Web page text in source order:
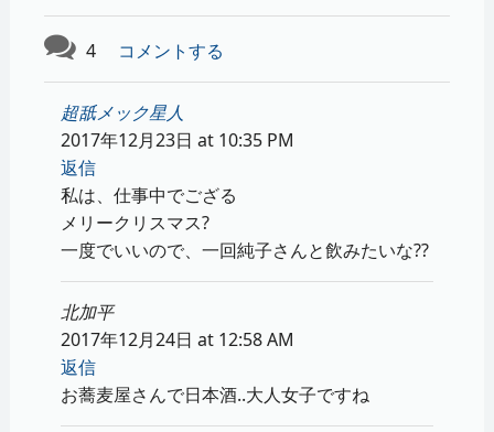
4 コメントする
超舐メック星人
2017年12月23日 at 10:35 PM
返信
私は、仕事中でござる
メリークリスマス?
一度でいいので、一回純子さんと飲みたいな??
北加平
2017年12月24日 at 12:58 AM
返信
お蕎麦屋さんで日本酒..大人女子ですね